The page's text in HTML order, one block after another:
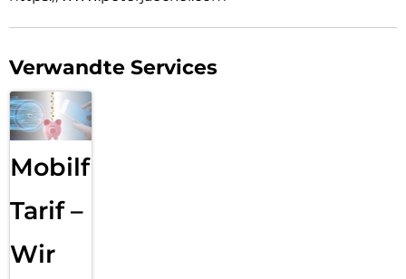
Verwandte Services
Mobilfunk
Tarif –
Wir